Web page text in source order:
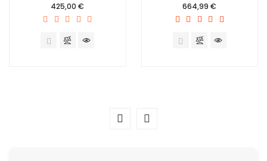
Precio
425,00 € Precio
664,99 €